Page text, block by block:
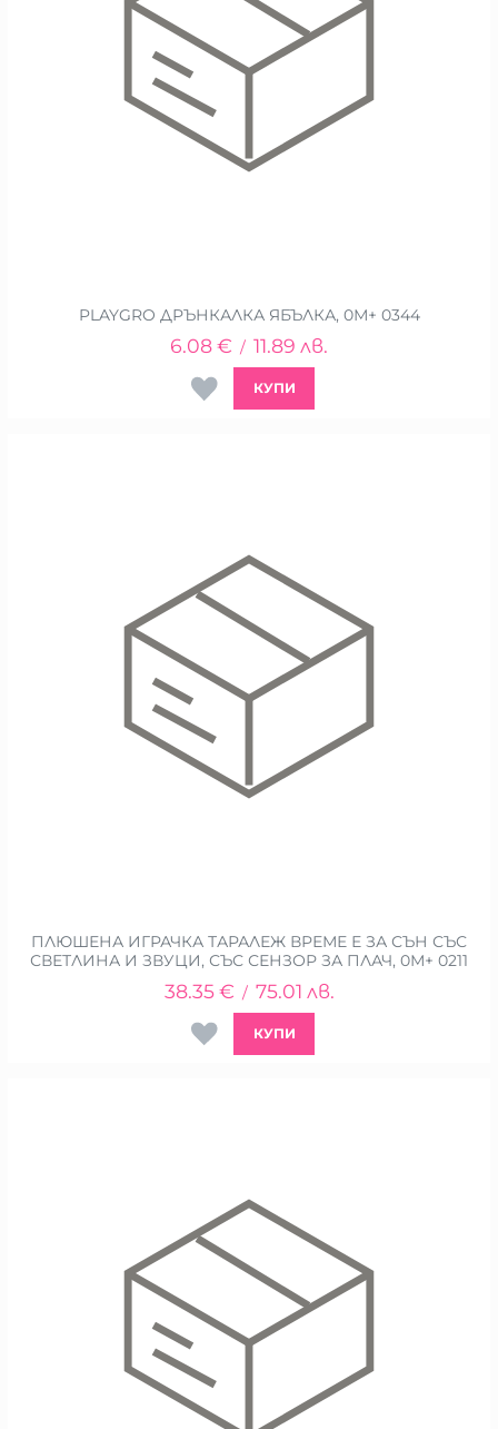
PLAYGRO ДРЪНКАЛКА ЯБЪЛКА, 0М+ 0344
6.08€ / 11.89 лв.
КУПИ
ПЛЮШЕНА ИГРАЧКА ТАРАЛЕЖ ВРЕМЕ Е ЗА СЪН СЪС
СВЕТЛИНА И ЗВУЦИ, СЪС СЕНЗОР ЗА ПЛАЧ, 0М+ 0211
38.35 € / 75.01 лв.
КУПИ